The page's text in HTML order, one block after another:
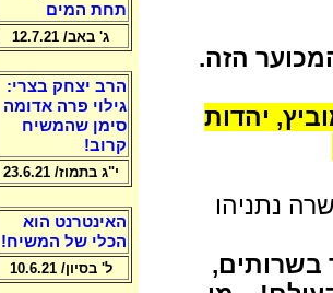
הזה.
יהדות
נתניהו
בשרותים,
תחת המים
ג' באב/ 12.7.21
הרב יצחק בצרי:
גילוי פרה אדומה
סימן שהמשיח
קרוב!
י"ג בתמוז/ 23.6.21
האינטרנט הוא
הכלי של המשיח!
ל' בסיון/ 10.6.21